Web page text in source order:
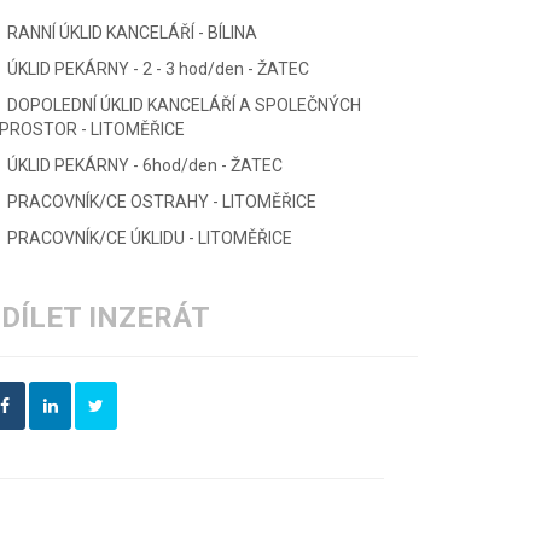
RANNÍ ÚKLID KANCELÁŘÍ - BÍLINA
ÚKLID PEKÁRNY - 2 - 3 hod/den - ŽATEC
DOPOLEDNÍ ÚKLID KANCELÁŘÍ A SPOLEČNÝCH
PROSTOR - LITOMĚŘICE
ÚKLID PEKÁRNY - 6hod/den - ŽATEC
PRACOVNÍK/CE OSTRAHY - LITOMĚŘICE
PRACOVNÍK/CE ÚKLIDU - LITOMĚŘICE
INZERÁT